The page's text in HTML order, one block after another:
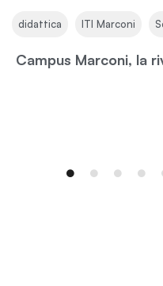
Campus Marconi, la
didattica ITI Marconi